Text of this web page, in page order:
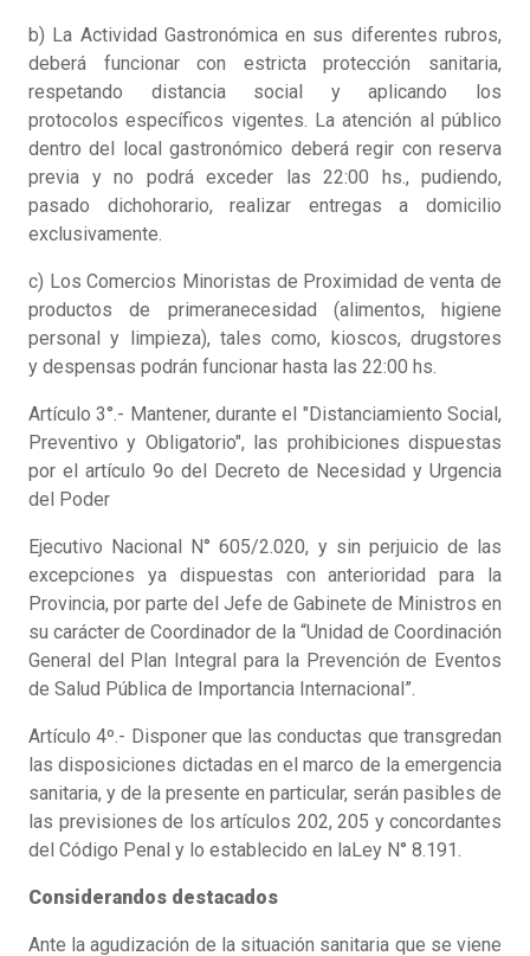
b) La Actividad Gastronómica en sus diferentes rubros,
deberá funcionar con estricta protección sanitaria,
respetando distancia social y aplicando los
protocolos específicos vigentes. La atención al público
dentro del local gastronómico deberá regir con reserva
previa y no podrá exceder las 22:00 hs., pudiendo,
pasado dichohorario, realizar entregas a domicilio
exclusivamente.
c) Los Comercios Minoristas de Proximidad de venta de
productos de primeranecesidad (alimentos, higiene
personal y limpieza), tales como, kioscos, drugstores
y despensas podrán funcionar hasta las 22:00 hs.
Artículo 3°.- Mantener, durante el "Distanciamiento Social,
Preventivo y Obligatorio", las prohibiciones dispuestas
por el artículo 9o del Decreto de Necesidad y Urgencia
del Poder
Ejecutivo Nacional N° 605/2.020, y sin perjuicio de las
excepciones ya dispuestas con anterioridad para la
Provincia, por parte del Jefe de Gabinete de Ministros en
su carácter de Coordinador de la “Unidad de Coordinación
General del Plan Integral para la Prevención de Eventos
de Salud Pública de Importancia Internacional”.
Artículo 4º.- Disponer que las conductas que transgredan
las disposiciones dictadas en el marco de la emergencia
sanitaria, y de la presente en particular, serán pasibles de
las previsiones de los artículos 202, 205 y concordantes
del Código Penal y lo establecido en laLey N° 8.191.
Considerandos destacados
Ante la agudización de la situación sanitaria que se viene